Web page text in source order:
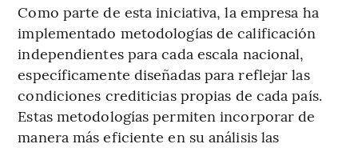
Como parte de esta iniciativa, la empresa ha
implementado metodologías de calificación
independientes para cada escala nacional,
específicamente diseñadas para reflejar las
condiciones crediticias propias de cada país.
Estas metodologías permiten incorporar de
manera más eficiente en su análisis las